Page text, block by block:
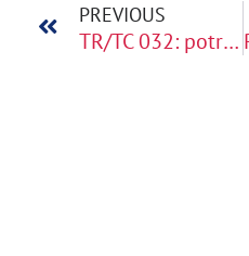
PREVIOUS
TR/TC 032: potrebbero essere escluse condutture